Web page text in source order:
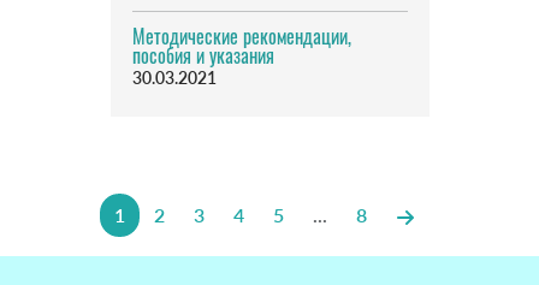
Методические рекомендации,
пособия и указания
30.03.2021
1 2 3 4 5 ... 8